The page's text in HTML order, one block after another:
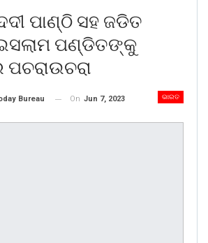
ପାଣ୍ଠି ସହ ଜଡିତ
ଇସଲାମ ପଣ୍ଡିତଙ୍କୁ
ଭାରତ
Bureau On Jun 7, 2023